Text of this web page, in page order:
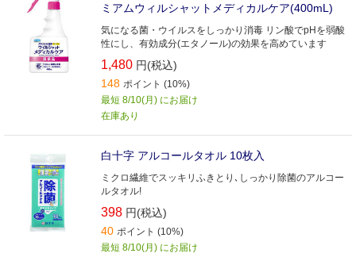
ミアムウィルシャットメディカルケア(400mL)
気になる菌・ウイルスをしっかり消毒 リン酸でpHを弱酸
性にし、有効成分(エタノール)の効果を高めています
1,480 円(税込)
148 ポイント (10%)
最短 8/10(月) にお届け
在庫あり
白十字 アルコールタオル 10枚入
ミクロ繊維でスッキリふきとり､しっかり除菌のアルコー
ルタオル!
398 円(税込)
40 ポイント (10%)
最短 8/10(月) にお届け